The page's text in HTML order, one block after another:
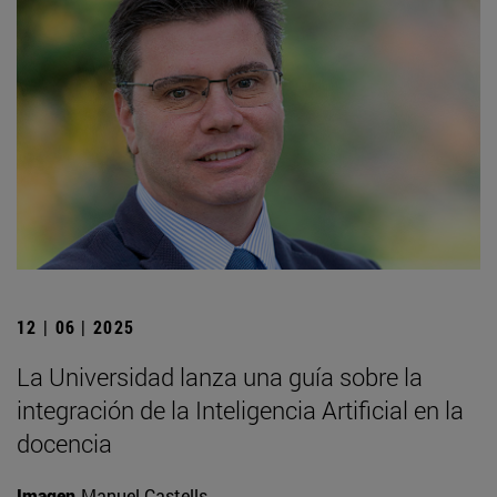
12 | 06 | 2025
La Universidad lanza una guía sobre la
integración de la Inteligencia Artificial en la
docencia